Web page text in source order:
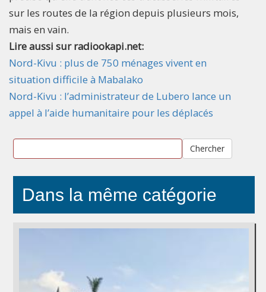
sur les routes de la région depuis plusieurs mois,
mais en vain.
Lire aussi sur radiookapi.net:
Nord-Kivu : plus de 750 ménages vivent en
situation difficile à Mabalako
Nord-Kivu : l’administrateur de Lubero lance un
appel à l’aide humanitaire pour les déplacés
Chercher
Dans la même catégorie